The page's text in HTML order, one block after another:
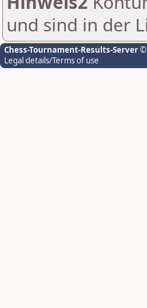
und sind in der
Chess-Tournament-Results-Server©
Legal details/Terms of use